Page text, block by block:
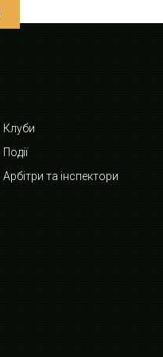
Клуби
Події
Арбітри та інспектори